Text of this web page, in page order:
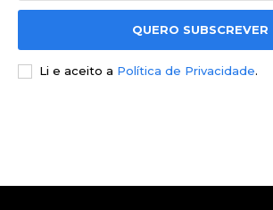
QUERO SUBSCREVER
Li e aceito a Política de Privacidade.